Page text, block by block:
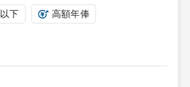
下 高額年俸